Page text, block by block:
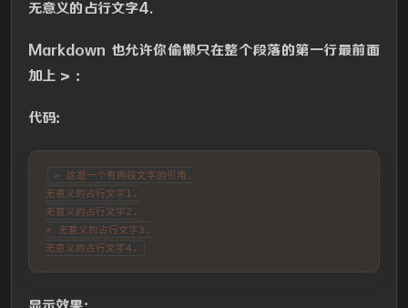
无意义的占行文字4.
Markdown 也允许你偷懒只在整个段落的第一行最前面
加上 > ：
代码：
> 这是一个有两段文字的引用,
无意义的占行文字1.
无意义的占行文字2.
> 无意义的占行文字3.
无意义的占行文字4.
显示效果：